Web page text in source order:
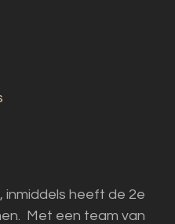
inmiddels heeft de 2e
Met een team van